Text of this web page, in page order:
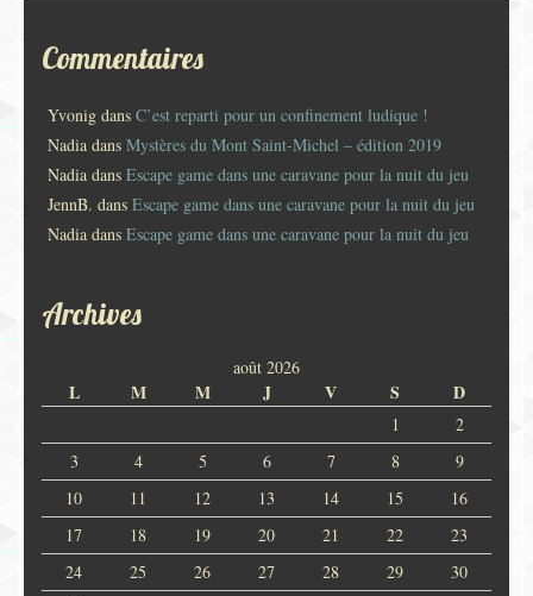
Commentaires
Yvonig dans C’est reparti pour un confinement ludique !
Nadia dans Mystères du Mont Saint-Michel – édition 2019
Nadia dans Escape game dans une caravane pour la nuit du jeu
JennB. dans Escape game dans une caravane pour la nuit du jeu
Nadia dans Escape game dans une caravane pour la nuit du jeu
Archives
août 2026
L M M J V S D
1
2
3
4 5 6 7 8
9
10
11 12 13 14 15
16
17
18 19 20 21 22
23
24
25 26 27 28 29
30